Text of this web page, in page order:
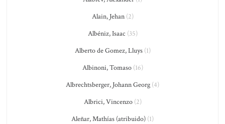
Alain, Jehan(2)
Albéniz, Isaac (35)
Alberto de Gomez, Lluys(1)
Albinoni, Tomaso(16)
Albrechtsberger, Johann Georg (4)
Albrici, Vincenzo(2)
Aleñar, Mathías (atribuido) (1)